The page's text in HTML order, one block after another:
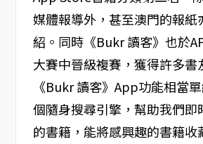
媒體報導外，甚至澳門的報紙
紹。同時《Bukr 讀客》也於
大賽中晉級複賽，獲得許多書
《Bukr 讀客》App功能相當
個隨身搜尋引擎，幫助我們即
的書籍，能將感興趣的書籍收